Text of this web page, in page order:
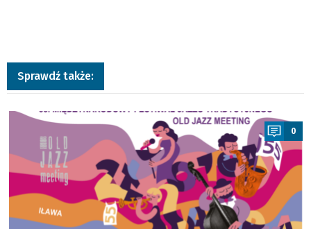
Sprawdź także:
a
0